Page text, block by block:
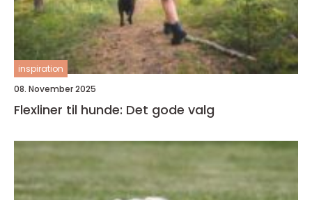
inspiration
08. November 2025
Flexliner til hunde: Det gode valg